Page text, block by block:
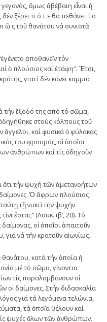
ὅμως ἀβέβαιη εἶναι ἡ
ξέρει π ό τ ε θά πεθάνει. Τό
ῶ ς τοῦ θανάτου νά συνιστᾶ
ἀποθανεῖν τόν
ὁ πλούσιος καί ἐτάφη”. Ἔτσι,
γιατί δέν κάνει καμμιά
τήν ἔξοδό της ἀπό τό σῶμα,
στούς κόλπους τοῦ
καί φυσικά ὁ φύλακας
του φρουρός, οἱ ὁποῖοι
ἀνθρώπων καί τίς ὁδηγοῦν
ὅτι τήν ψυχή τῶν ἀμετανοήτων
Ὁ ἄφρων πλούσιος
τῇ νυκτὶ τήν ψυχήν
ἔσται;” (Λουκ. ιβ’, 20). Τό
οἱ ὁποῖοι ἀπαιτοῦν
νά τήν κρατοῦν αἰωνίως.
κατά τήν ὁποία ἡ
μέ τό σῶμα, γίνονται
τίς παραλαμβάνουν οἱ
οἱ δαίμονες. Στήν διδασκαλία
γιά τά λεγόμενα τελώνια,
τά ὁποῖα θέλουν καί
ψυχές ὅλων τῶν ἀνθρώπων.